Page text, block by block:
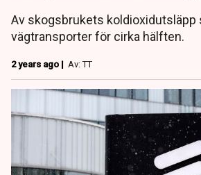
Av skogsbrukets koldioxidutsläpp
vägtransporter för cirka hälften.
2 years ago | Av: TT